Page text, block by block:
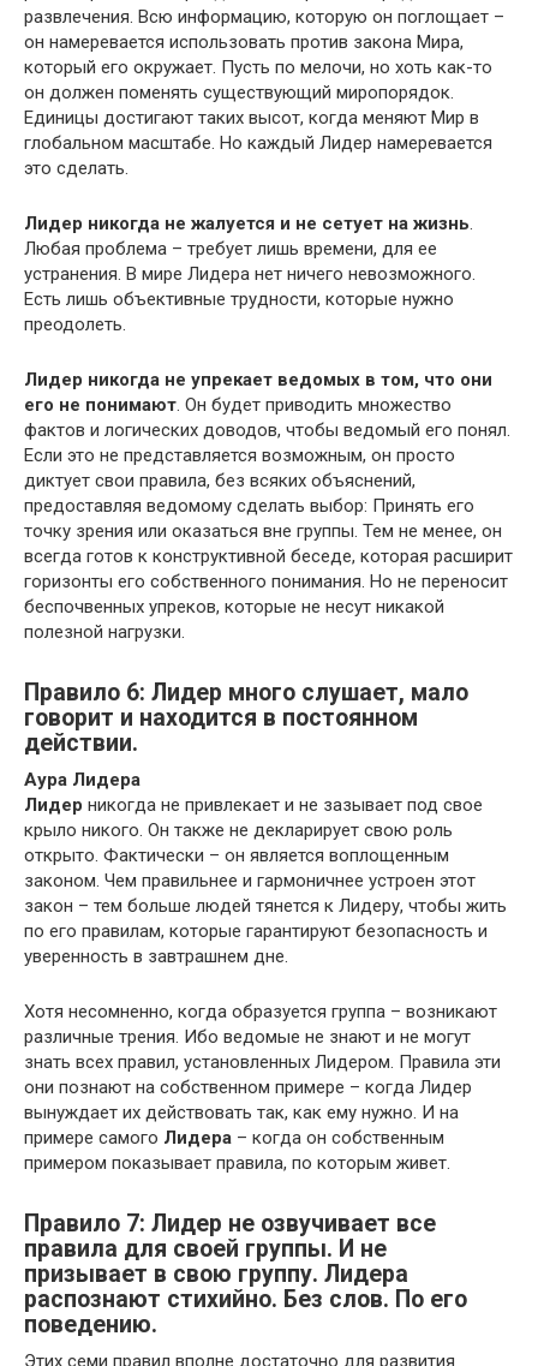
развлечения. Всю информацию, которую он поглощает –
он намеревается использовать против закона Мира,
который его окружает. Пусть по мелочи, но хоть как-то
он должен поменять существующий миропорядок.
Единицы достигают таких высот, когда меняют Мир в
глобальном масштабе. Но каждый Лидер намеревается
это сделать.
Лидер никогда не жалуется и не сетует на жизнь
Любая проблема – требует лишь времени, для ее
устранения. В мире Лидера нет ничего невозможного.
Есть лишь объективные трудности, которые нужно
преодолеть.
Лидер никогда не упрекает ведомых в том, что они
его не понимают . Он будет приводить множество
фактов и логических доводов, чтобы ведомый его понял.
Если это не представляется возможным, он просто
диктует свои правила, без всяких объяснений,
предоставляя ведомому сделать выбор: Принять его
точку зрения или оказаться вне группы. Тем не менее, он
всегда готов к конструктивной беседе, которая расширит
горизонты его собственного понимания. Но не переносит
беспочвенных упреков, которые не несут никакой
полезной нагрузки.
Правило 6: Лидер много слушает, мало
говорит и находится в постоянном
действии.
Аура Лидера
Лидер никогда не привлекает и не зазывает под свое
крыло никого. Он также не декларирует свою роль
открыто. Фактически – он является воплощенным
законом. Чем правильнее и гармоничнее устроен этот
закон – тем больше людей тянется к Лидеру, чтобы жить
по его правилам, которые гарантируют безопасность и
уверенность в завтрашнем дне.
Хотя несомненно, когда образуется группа – возникают
различные трения. Ибо ведомые не знают и не могут
знать всех правил, установленных Лидером. Правила эти
они познают на собственном примере – когда Лидер
вынуждает их действовать так, как ему нужно. И на
примере самого Лидера – когда он собственным
примером показывает правила, по которым живет.
Правило 7: Лидер не озвучивает все
правила для своей группы. И не
призывает в свою группу. Лидера
распознают стихийно. Без слов. По его
поведению.
Этих семи правил вполне достаточно для развития